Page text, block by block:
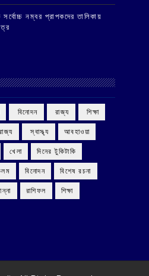
সর্বোচ্চ নম্বর প্রাপকদের তালিকায়
‌ বিনোদন ‌ রাজ্য ‌ শিক্ষা
‌ স্বাস্থ্য আবহাওয়া
খেলা দিনের টুকিটাকি
বিনোদন বিশেষ রচনা
রাশিফল শিক্ষা